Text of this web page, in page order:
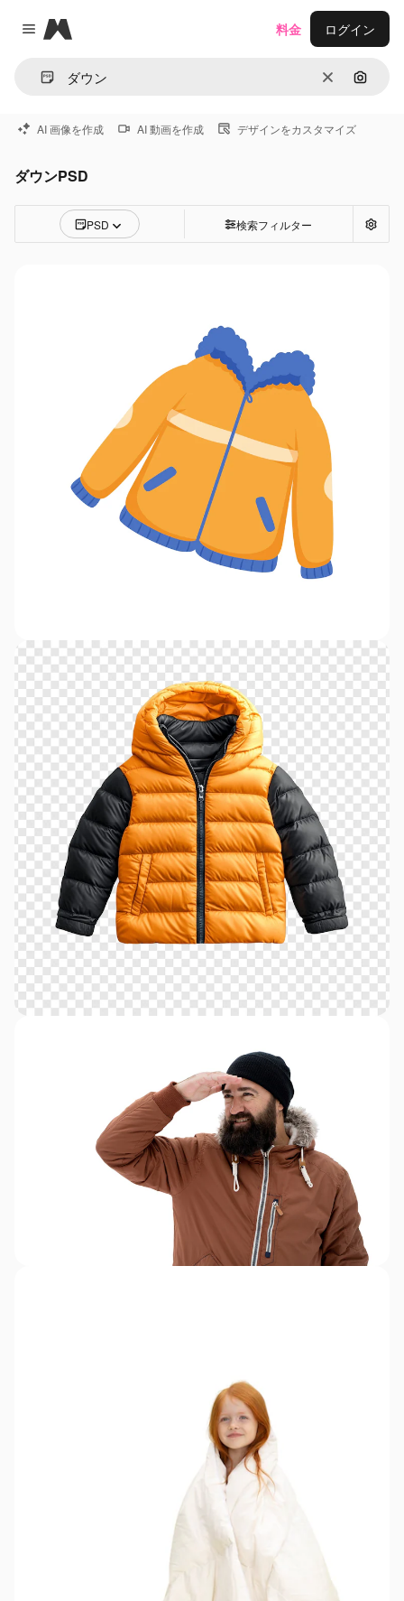
Close menu
Magnific
消去 画像で
料金 ログイン
AI 画像を作成 AI 動画を作成 デザインをカスタマイズ
ダウンPSD
PSD 検索フィルター